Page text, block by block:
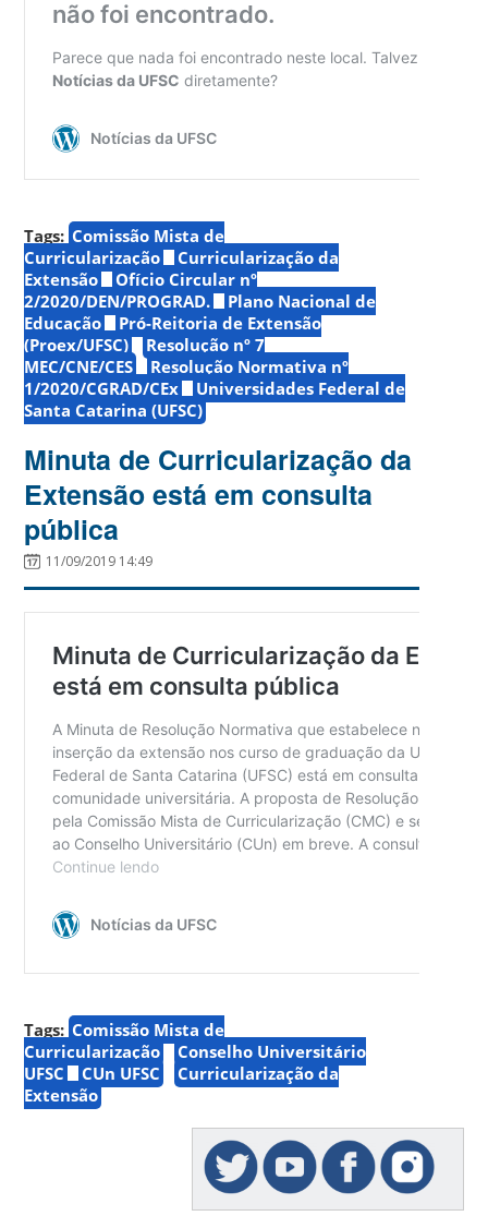
Tags: Comissão Mista de
Curricularização
Curricularização da
Extensão
Ofício Circular nº
2/2020/DEN/PROGRAD.
Plano Nacional de
Educação
Pró-Reitoria de Extensão
(Proex/UFSC)
Resolução nº 7
MEC/CNE/CES
Resolução Normativa nº
1/2020/CGRAD/CEx
Universidades Federal de
Santa Catarina (UFSC)
Minuta de Curricularização da
Extensão está em consulta
pública
11/09/2019 14:49
Tags: Comissão Mista de
Curricularização
Conselho Universitário
UFSC
CUn UFSC
Curricularização da
Extensão